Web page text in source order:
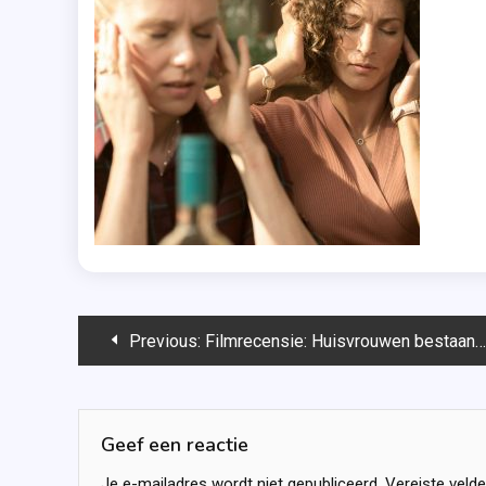
Bericht
Previous: Filmrecensie: Huisvrouwen bestaan niet 2
Geef een reactie